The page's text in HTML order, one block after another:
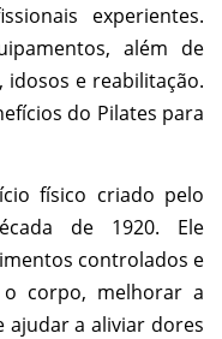
experientes.
além de
idosos e reabilitação.
do Pilates para
físico criado pelo
de 1920. Ele
controlados e
corpo, melhorar a
ajudar a aliviar dores